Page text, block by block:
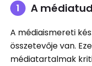
A
A médiaismereti
összetevője van.
médiatartalmak